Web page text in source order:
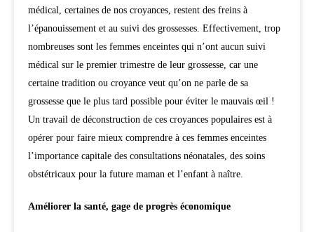
médical, certaines de nos croyances, restent des freins à
l’épanouissement et au suivi des grossesses. Effectivement, trop
nombreuses sont les femmes enceintes qui n’ont aucun suivi
médical sur le premier trimestre de leur grossesse, car une
certaine tradition ou croyance veut qu’on ne parle de sa
grossesse que le plus tard possible pour éviter le mauvais œil !
Un travail de déconstruction de ces croyances populaires est à
opérer pour faire mieux comprendre à ces femmes enceintes
l’importance capitale des consultations néonatales, des soins
obstétricaux pour la future maman et l’enfant à naître.
Améliorer la santé, gage de progrès économique